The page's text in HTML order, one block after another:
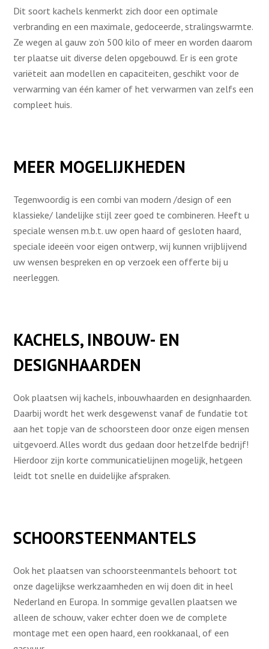
Dit soort kachels kenmerkt zich door een optimale
verbranding en een maximale, gedoceerde, stralingswarmte.
Ze wegen al gauw zo’n 500 kilo of meer en worden daarom
ter plaatse uit diverse delen opgebouwd. Er is een grote
variëteit aan modellen en capaciteiten, geschikt voor de
verwarming van één kamer of het verwarmen van zelfs een
compleet huis.
MEER MOGELIJKHEDEN
Tegenwoordig is een combi van modern /design of een
klassieke/ landelijke stijl zeer goed te combineren. Heeft u
speciale wensen m.b.t. uw open haard of gesloten haard,
speciale ideeën voor eigen ontwerp, wij kunnen vrijblijvend
uw wensen bespreken en op verzoek een offerte bij u
neerleggen.
KACHELS, INBOUW- EN
DESIGNHAARDEN
Ook plaatsen wij kachels, inbouwhaarden en designhaarden.
Daarbij wordt het werk desgewenst vanaf de fundatie tot
aan het topje van de schoorsteen door onze eigen mensen
uitgevoerd. Alles wordt dus gedaan door hetzelfde bedrijf!
Hierdoor zijn korte communicatielijnen mogelijk, hetgeen
leidt tot snelle en duidelijke afspraken.
SCHOORSTEENMANTELS
Ook het plaatsen van schoorsteenmantels behoort tot
onze dagelijkse werkzaamheden en wij doen dit in heel
Nederland en Europa. In sommige gevallen plaatsen we
alleen de schouw, vaker echter doen we de complete
montage met een open haard, een rookkanaal, of een